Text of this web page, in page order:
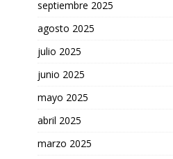
septiembre 2025
agosto 2025
julio 2025
junio 2025
mayo 2025
abril 2025
marzo 2025